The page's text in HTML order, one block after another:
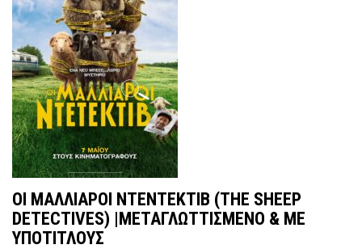
OI MAΛΛΙΑΡΟΙ ΝΤΕΝΤΕΚΤΙΒ (THE SHEEP
DETECTIVES) |ΜΕΤΑΓΛΩΤΤΙΣΜΕΝΟ & ΜΕ
ΥΠΟΤΙΤΛΟΥΣ